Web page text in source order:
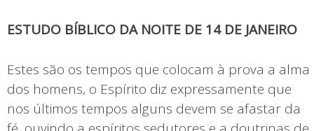
ESTUDO BÍBLICO DA NOITE DE 14 DE JANEIRO
Estes são os tempos que colocam à prova a alma
dos homens, o Espírito diz expressamente que
nos últimos tempos alguns devem se afastar da